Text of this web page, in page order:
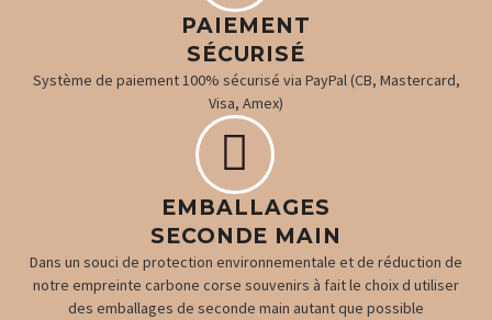
PAIEMENT
SÉCURISÉ
Système de paiement 100% sécurisé via PayPal (CB, Mastercard,
Visa, Amex)


EMBALLAGES
SECONDE MAIN
Dans un souci de protection environnementale et de réduction de
notre empreinte carbone corse souvenirs à fait le choix d utiliser
des emballages de seconde main autant que possible